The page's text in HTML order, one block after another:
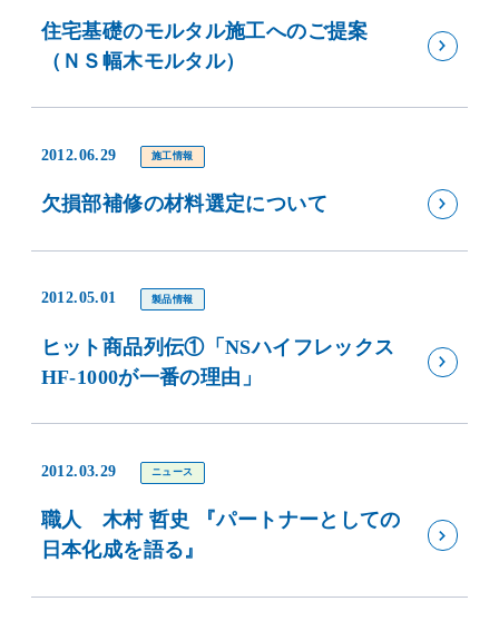
住宅基礎のモルタル施工へのご提案
（ＮＳ幅木モルタル）
2012.06.29 施工情報
欠損部補修の材料選定について
2012.05.01 製品情報
ヒット商品列伝①「NSハイフレックス
HF-1000が一番の理由」
2012.03.29 ニュース
職人 木村 哲史 『パートナーとしての
日本化成を語る』